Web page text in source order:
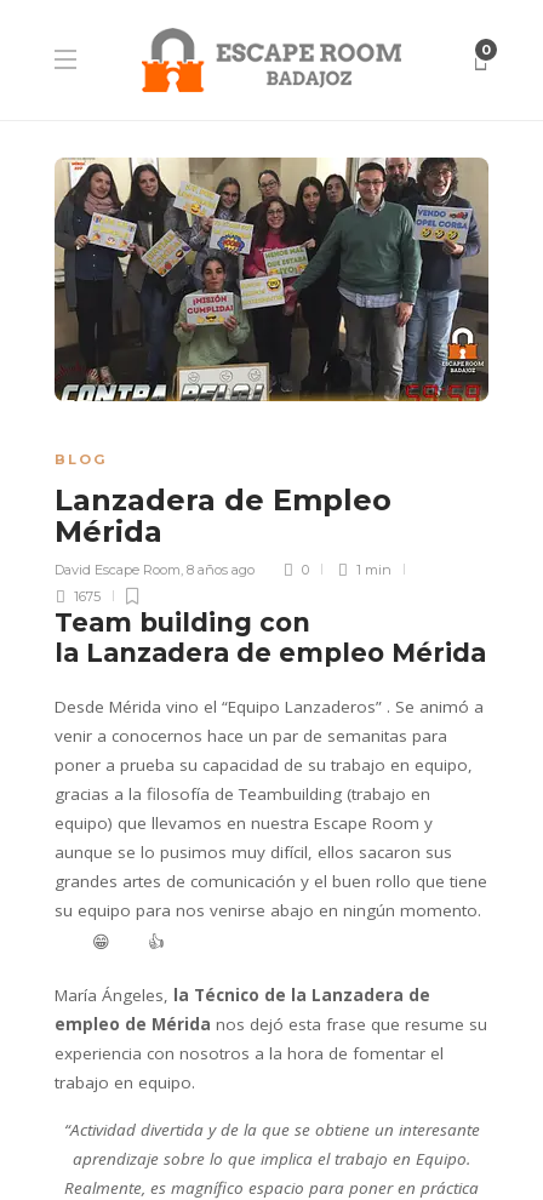
0
BLOG
Lanzadera de Empleo
Mérida
David Escape Room, 8 años ago 0
1 min
1675
Team building con
la Lanzadera de empleo Mérida
Desde Mérida vino el “Equipo Lanzaderos” . Se animó a
venir a conocernos hace un par de semanitas para
poner a prueba su capacidad de su trabajo en equipo,
gracias a la filosofía de Teambuilding (trabajo en
equipo) que llevamos en nuestra Escape Room y
aunque se lo pusimos muy difícil, ellos sacaron sus
grandes artes de comunicación y el buen rollo que tiene
su equipo para nos venirse abajo en ningún momento.
😁
👍
María Ángeles, la Técnico de la Lanzadera de
empleo de Mérida nos dejó esta frase que resume su
experiencia con nosotros a la hora de fomentar el
trabajo en equipo.
“Actividad divertida y de la que se obtiene un interesante
aprendizaje sobre lo que implica el trabajo en Equipo.
Realmente, es magnífico espacio para poner en práctica